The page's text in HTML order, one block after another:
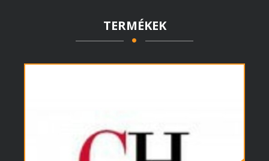
TERMÉKEK